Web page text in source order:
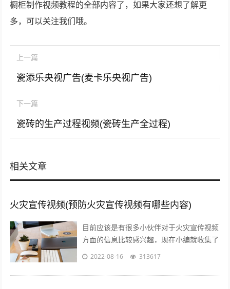
橱柜制作视频教程的全部内容了，如果大家还想了解更
多，可以关注我们哦。
上一篇
瓷添乐央视广告(麦卡乐央视广告)
下一篇
瓷砖的生产过程视频(瓷砖生产全过程)
相关文章
火灾宣传视频(预防火灾宣传视频有哪些内容)
目前应该是有很多小伙伴对于火灾宣传视频
方面的信息比较感兴趣，现在小编就收集了
一些与预防火灾宣传视频有哪些内容相关的
2022-08-16 313617